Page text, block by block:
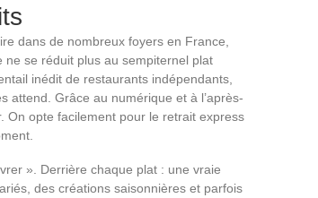
dans de nombreux foyers en France,
ne se réduit plus au sempiternel plat
inédit de restaurants indépendants,
attend. Grâce au numérique et à l’après-
On opte facilement pour le retrait express
». Derrière chaque plat : une vraie
des créations saisonnières et parfois